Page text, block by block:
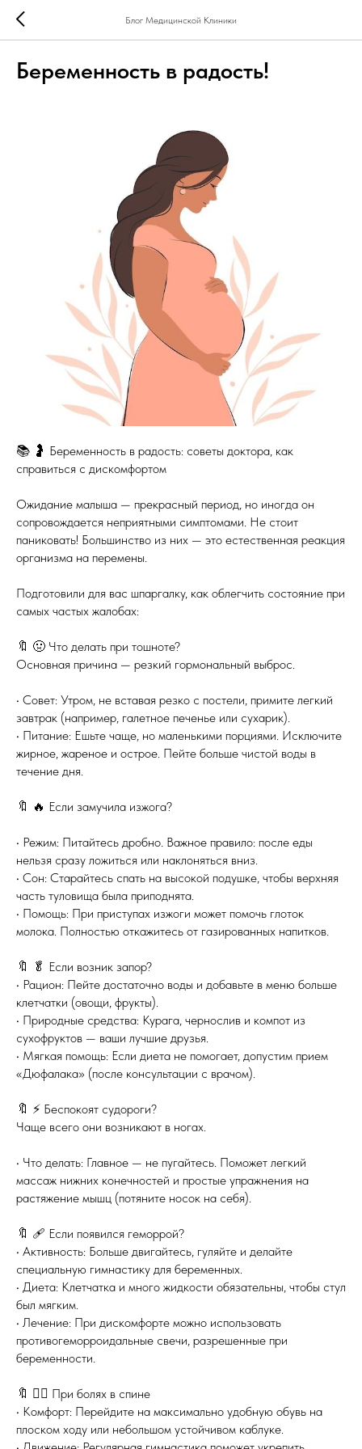
Блог Медицинской Клиники
Беременность в радость!
📚 🤰 Беременность в радость: советы доктора, как
справиться с дискомфортом
Ожидание малыша — прекрасный период, но иногда он
сопровождается неприятными симптомами. Не стоит
паниковать! Большинство из них — это естественная реакция
организма на перемены.
Подготовили для вас шпаргалку, как облегчить состояние при
самых частых жалобах:
🔖 🤢 Что делать при тошноте?
Основная причина — резкий гормональный выброс.
• Совет: Утром, не вставая резко с постели, примите легкий
завтрак (например, галетное печенье или сухарик).
• Питание: Ешьте чаще, но маленькими порциями. Исключите
жирное, жареное и острое. Пейте больше чистой воды в
течение дня.
🔖 🔥 Если замучила изжога?
• Режим: Питайтесь дробно. Важное правило: после еды
нельзя сразу ложиться или наклоняться вниз.
• Сон: Старайтесь спать на высокой подушке, чтобы верхняя
часть туловища была приподнята.
• Помощь: При приступах изжоги может помочь глоток
молока. Полностью откажитесь от газированных напитков.
🔖 🥬 Если возник запор?
• Рацион: Пейте достаточно воды и добавьте в меню больше
клетчатки (овощи, фрукты).
• Природные средства: Курага, чернослив и компот из
сухофруктов — ваши лучшие друзья.
• Мягкая помощь: Если диета не помогает, допустим прием
«Дюфалака» (после консультации с врачом).
🔖 ⚡️ Беспокоят судороги?
Чаще всего они возникают в ногах.
• Что делать: Главное — не пугайтесь. Поможет легкий
массаж нижних конечностей и простые упражнения на
растяжение мышц (потяните носок на себя).
🔖 🩹 Если появился геморрой?
• Активность: Больше двигайтесь, гуляйте и делайте
специальную гимнастику для беременных.
• Диета: Клетчатка и много жидкости обязательны, чтобы стул
был мягким.
• Лечение: При дискомфорте можно использовать
противогеморроидальные свечи, разрешенные при
беременности.
🔖 🧘‍♀️ При болях в спине
• Комфорт: Перейдите на максимально удобную обувь на
плоском ходу или небольшом устойчивом каблуке.